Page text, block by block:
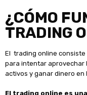
¿CÓMO
TRADING
El trading online consiste
para intentar aprovechar
activos y ganar dinero en
El trading online es